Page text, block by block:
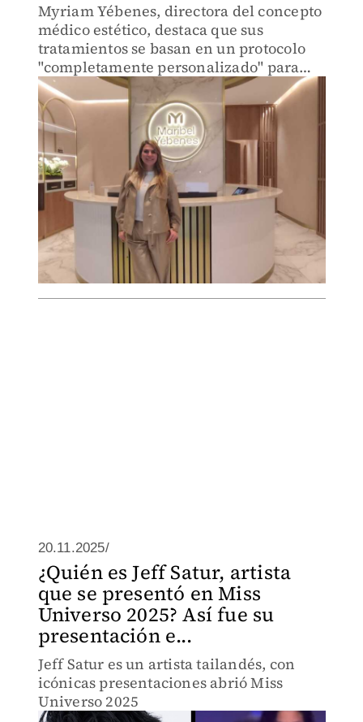
Myriam Yébenes, directora del concepto
médico estético, destaca que sus
tratamientos se basan en un protocolo
"completamente personalizado" para
garantizar resultados; Palacio de Hierro
Polanco es su primera sede en nuestro
país
20.11.2025/
¿Quién es Jeff Satur, artista
que se presentó en Miss
Universo 2025? Así fue su
presentación e...
Jeff Satur es un artista tailandés, con
icónicas presentaciones abrió Miss
Universo 2025